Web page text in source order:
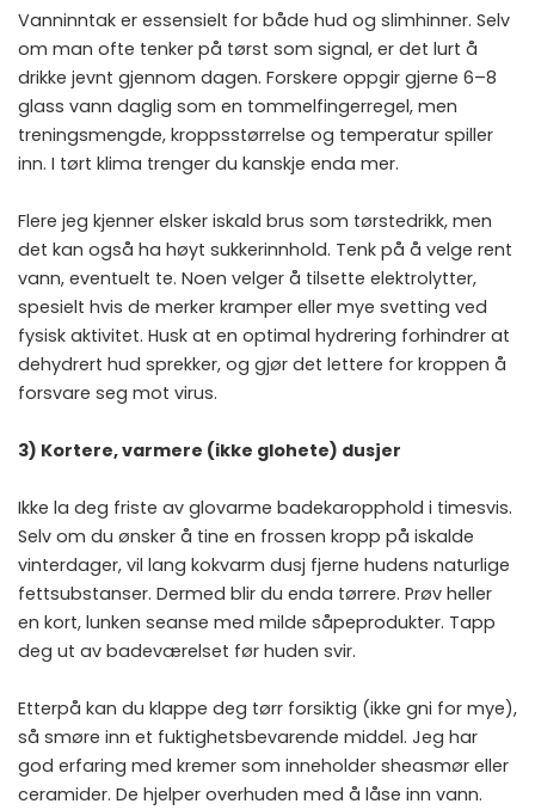
Vanninntak er essensielt for både hud og slimhinner. Selv
om man ofte tenker på tørst som signal, er det lurt å
drikke jevnt gjennom dagen. Forskere oppgir gjerne 6–8
glass vann daglig som en tommelfingerregel, men
treningsmengde, kroppsstørrelse og temperatur spiller
inn. I tørt klima trenger du kanskje enda mer.
Flere jeg kjenner elsker iskald brus som tørstedrikk, men
det kan også ha høyt sukkerinnhold. Tenk på å velge rent
vann, eventuelt te. Noen velger å tilsette elektrolytter,
spesielt hvis de merker kramper eller mye svetting ved
fysisk aktivitet. Husk at en optimal hydrering forhindrer at
dehydrert hud sprekker, og gjør det lettere for kroppen å
forsvare seg mot virus.
3) Kortere, varmere (ikke glohete) dusjer
Ikke la deg friste av glovarme badekaropphold i timesvis.
Selv om du ønsker å tine en frossen kropp på iskalde
vinterdager, vil lang kokvarm dusj fjerne hudens naturlige
fettsubstanser. Dermed blir du enda tørrere. Prøv heller
en kort, lunken seanse med milde såpeprodukter. Tapp
deg ut av badeværelset før huden svir.
Etterpå kan du klappe deg tørr forsiktig (ikke gni for mye),
så smøre inn et fuktighetsbevarende middel. Jeg har
god erfaring med kremer som inneholder sheasmør eller
ceramider. De hjelper overhuden med å låse inn vann.